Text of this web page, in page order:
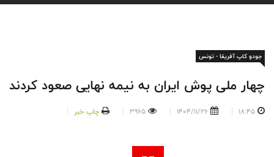
جودو کاپ آفریقا - تونس
چهار ملی پوش ایران به نیمه نهایی صعود کردند
18:45
1404/11/26
3965 چاپ خبر